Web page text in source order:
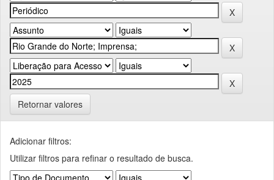
Retornar valores
Adicionar filtros:
Utilizar filtros para refinar o resultado de busca.